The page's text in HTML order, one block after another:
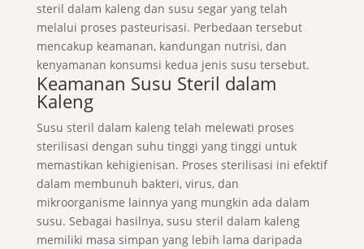
steril dalam kaleng dan susu segar yang telah
melalui proses pasteurisasi. Perbedaan tersebut
mencakup keamanan, kandungan nutrisi, dan
kenyamanan konsumsi kedua jenis susu tersebut.
Keamanan Susu Steril dalam
Kaleng
Susu steril dalam kaleng telah melewati proses
sterilisasi dengan suhu tinggi yang tinggi untuk
memastikan kehigienisan. Proses sterilisasi ini efektif
dalam membunuh bakteri, virus, dan
mikroorganisme lainnya yang mungkin ada dalam
susu. Sebagai hasilnya, susu steril dalam kaleng
memiliki masa simpan yang lebih lama daripada